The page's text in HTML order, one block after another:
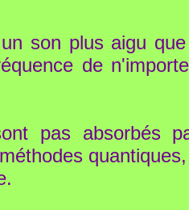
son plus aigu
de
pas absorbés